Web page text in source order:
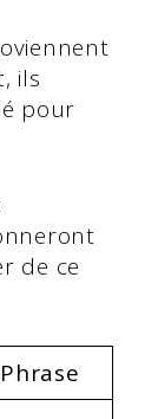
ils
pour
de ce
Phrase